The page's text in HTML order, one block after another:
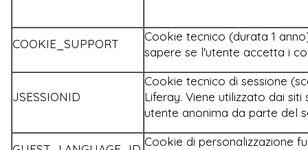
COOKIE_SUPPORT
Cookie tecnico (durata 1
sapere se l'utente accetta i
JSESSIONID
Cookie tecnico di sessione
Liferay. Viene utilizzato dai
utente anonima da parte del
Cookie di personalizzazione